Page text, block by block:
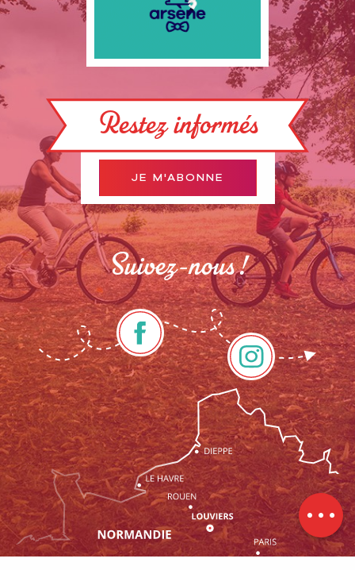
Description
Prestations
Tarifs
Ouvertures
Contacter
par email
Restez informés
JE M'ABONNE
Suivez-nous !